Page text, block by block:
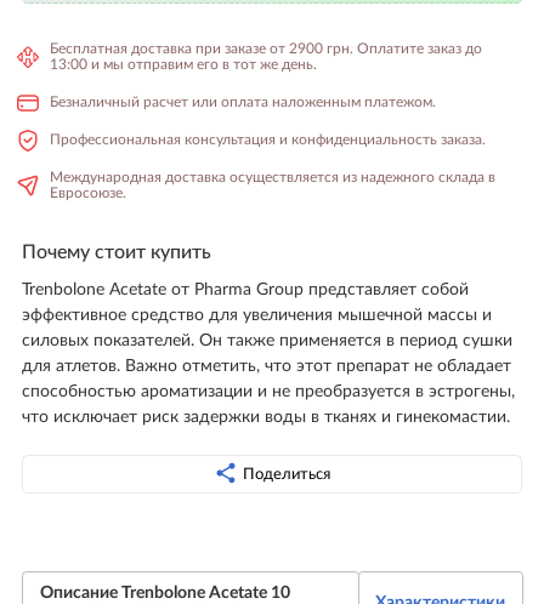
Бесплатная доставка при заказе от 2900 грн. Оплатите заказ до
13:00 и мы отправим его в тот же день.
Безналичный расчет или оплата наложенным платежом.
Профессиональная консультация и конфиденциальность заказа.
Международная доставка осуществляется из надежного склада в
Евросоюзе.
Почему стоит купить
Trenbolone Acetate от Pharma Group представляет собой
эффективное средство для увеличения мышечной массы и
силовых показателей. Он также применяется в период сушки
для атлетов. Важно отметить, что этот препарат не обладает
способностью ароматизации и не преобразуется в эстрогены,
что исключает риск задержки воды в тканях и гинекомастии.
Поделиться
Описание Trenbolone Acetate 10